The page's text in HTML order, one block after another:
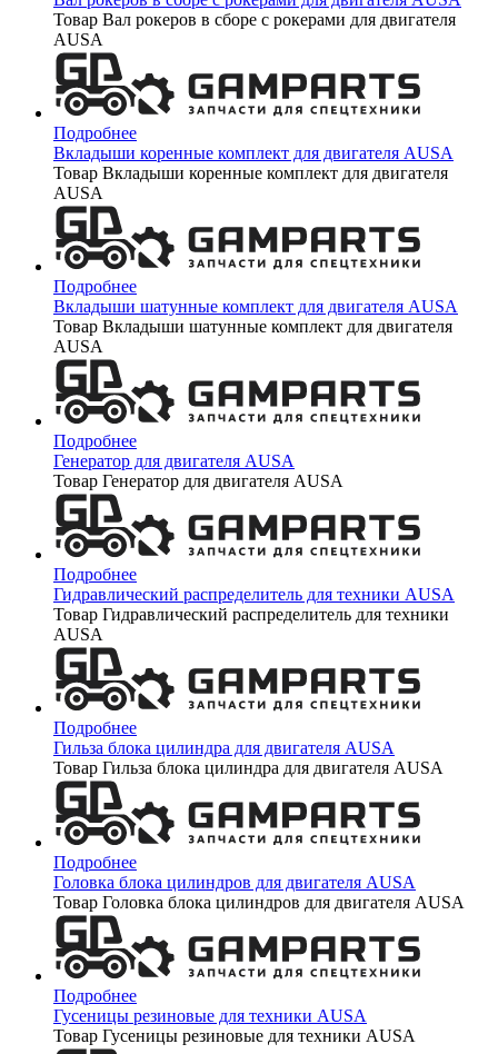
Товар Вал рокеров в сборе с рокерами для двигателя
AUSA
Подробнее
Вкладыши коренные комплект для двигателя AUSA
Товар Вкладыши коренные комплект для двигателя
AUSA
Подробнее
Вкладыши шатунные комплект для двигателя AUSA
Товар Вкладыши шатунные комплект для двигателя
AUSA
Подробнее
Генератор для двигателя AUSA
Товар Генератор для двигателя AUSA
Подробнее
Гидравлический распределитель для техники AUSA
Товар Гидравлический распределитель для техники
AUSA
Подробнее
Гильза блока цилиндра для двигателя AUSA
Товар Гильза блока цилиндра для двигателя AUSA
Подробнее
Головка блока цилиндров для двигателя AUSA
Товар Головка блока цилиндров для двигателя AUSA
Подробнее
Гусеницы резиновые для техники AUSA
Товар Гусеницы резиновые для техники AUSA